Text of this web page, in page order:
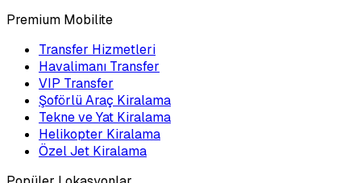
Premium Mobilite
Transfer Hizmetleri
Havalimanı Transfer
VIP Transfer
Şoförlü Araç Kiralama
Tekne ve Yat Kiralama
Helikopter Kiralama
Özel Jet Kiralama